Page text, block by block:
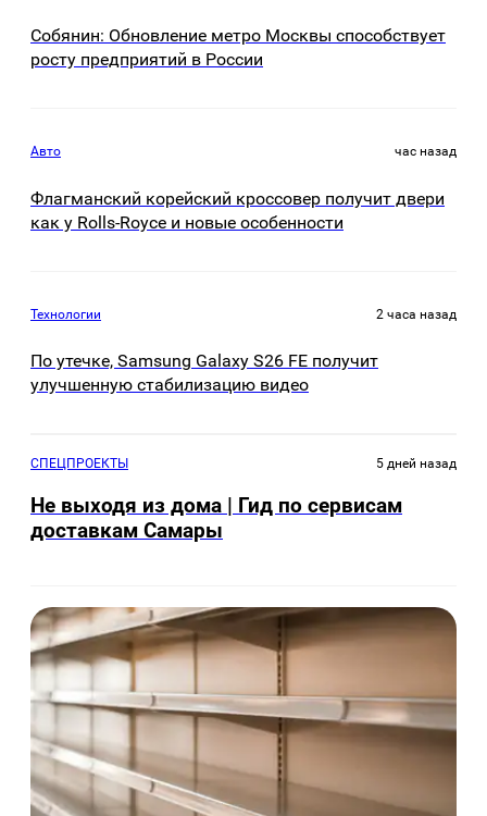
Собянин: Обновление метро Москвы способствует
росту предприятий в России
Авто час назад
Флагманский корейский кроссовер получит двери
как у Rolls-Royce и новые особенности
Технологии 2 часа назад
По утечке, Samsung Galaxy S26 FE получит
улучшенную стабилизацию видео
СПЕЦПРОЕКТЫ 5 дней назад
Не выходя из дома | Гид по сервисам
доставкам Самары